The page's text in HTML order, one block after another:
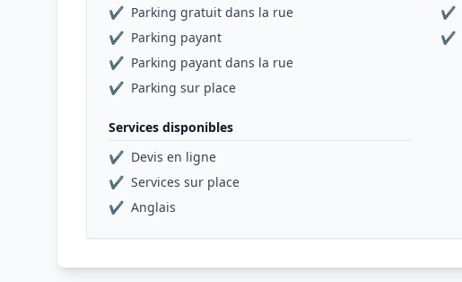
✔ Parking gratuit dans la rue
✔ Parking payant
✔ Parking payant dans la rue
✔ Parking sur place
✔
✔
Services disponibles
✔ Devis en ligne
✔ Services sur place
✔ Anglais